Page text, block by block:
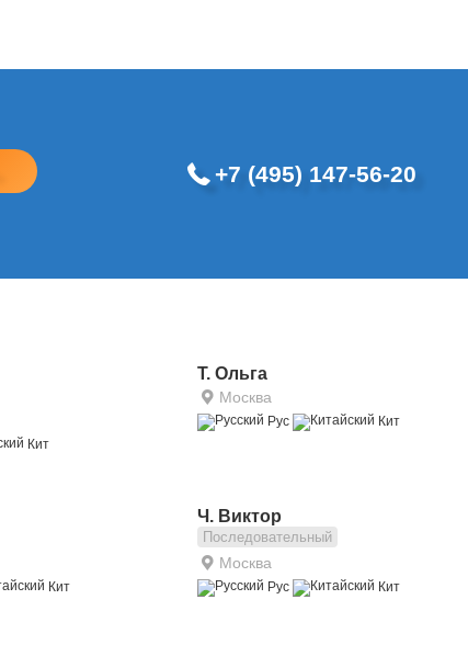
+7 (495) 147-56-20
Кит
Т. Ольга
Москва
Рус Кит
Кит
Ч. Виктор
Последовательный
Москва
Рус Кит